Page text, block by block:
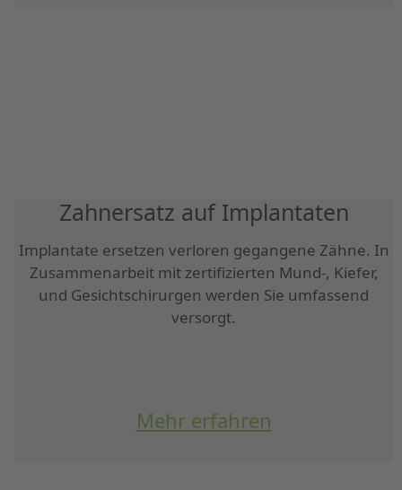
Zahnersatz auf Implantaten
Implantate ersetzen verloren gegangene Zähne. In
Zusammenarbeit mit zertifizierten Mund-, Kiefer,
und Gesichtschirurgen werden Sie umfassend
versorgt.
Mehr erfahren